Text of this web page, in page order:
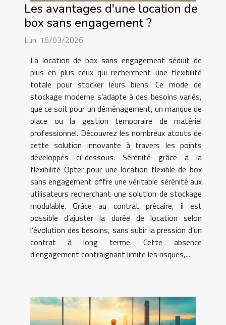
Les avantages d'une location de
box sans engagement ?
Lun. 16/03/2026
La location de box sans engagement séduit de
plus en plus ceux qui recherchent une flexibilité
totale pour stocker leurs biens. Ce mode de
stockage moderne s’adapte à des besoins variés,
que ce soit pour un déménagement, un manque de
place ou la gestion temporaire de matériel
professionnel. Découvrez les nombreux atouts de
cette solution innovante à travers les points
développés ci-dessous. Sérénité grâce à la
flexibilité Opter pour une location flexible de box
sans engagement offre une véritable sérénité aux
utilisateurs recherchant une solution de stockage
modulable. Grâce au contrat précaire, il est
possible d’ajuster la durée de location selon
l’évolution des besoins, sans subir la pression d’un
contrat à long terme. Cette absence
d’engagement contraignant limite les risques,...